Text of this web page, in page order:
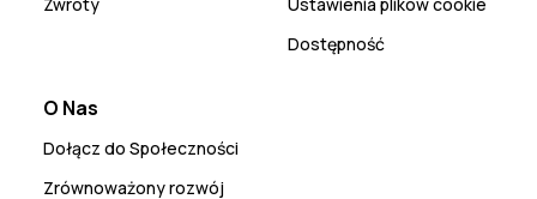
Dostępność
O Nas
Dołącz do Społeczności
Zrównoważony rozwój